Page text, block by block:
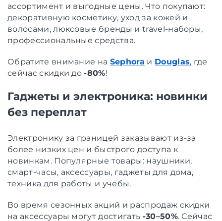
ассортимент и выгодные цены. Что покупают:
декоративную косметику, уход за кожей и
волосами, люксовые бренды и travel-наборы,
профессиональные средства.
Обратите внимание на Sephora и Douglas, где
сейчас скидки до-80%!
Гаджеты и электроника: новинки
без переплат
Электронику за границей заказывают из-за
более низких цен и быстрого доступа к
новинкам. Популярные товары: наушники,
смарт-часы, аксессуары, гаджеты для дома,
техника для работы и учебы.
Во время сезонных акций и распродаж скидки
на аксессуары могут достигать -30–50%. Сейчас